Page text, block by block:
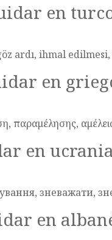
en
ardı, ihmal edilmesi,
en
παραμέλησης,
en
зневажати,
en